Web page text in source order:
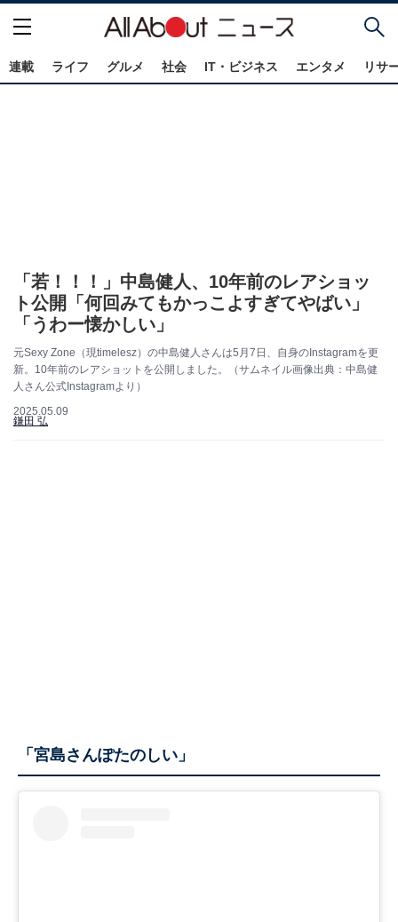
連載 ライフ グルメ 社会 IT・ビジネス エンタメ リサ
「若！！！」中島健人、10年前のレアショッ
ト公開「何回みてもかっこよすぎてやばい」
「うわー懐かしい」
元Sexy Zone（現timelesz）の中島健人さんは5月7日、自身のInstagramを更
新。10年前のレアショットを公開しました。（サムネイル画像出典：中島健
人さん公式Instagramより）
2025.05.09
鎌田 弘
「宮島さんぽたのしい」